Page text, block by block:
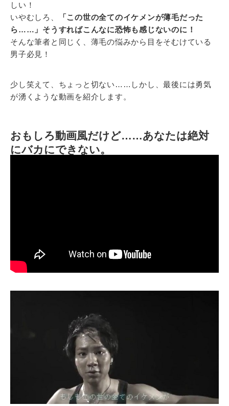
しい！
いやむしろ、
「この世の全てのイケメンが薄毛だった
ら……」そうすればこんなに恐怖も感じないのに！
そんな筆者と同じく、薄毛の悩みから目をそむけている
男子必見！
少し笑えて、ちょっと切ない……しかし、最後には勇気
が湧くような動画を紹介します。
おもしろ動画風だけど……あなたは絶対
にバカにできない。